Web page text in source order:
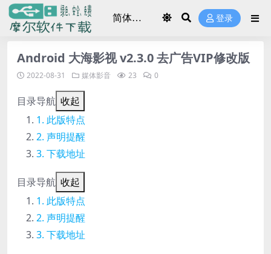
登录
Android 大海影视 v2.3.0 去广告VIP修改版
2022-08-31 媒体影音 23 0
目录导航 收起
此版特点
声明提醒
下载地址
目录导航 收起
此版特点
声明提醒
下载地址